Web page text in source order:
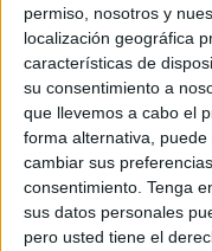
permiso, nosotros y
localización geográfica
características de
su consentimiento a
que llevemos a cabo el
forma alternativa,
cambiar sus
consentimiento. Tenga
sus datos personales
pero usted tiene el
El problema
aquest servei. Des
han lamentat que
com caldrà
dubtes" de quin
socorristes. Així
municipal,Josep